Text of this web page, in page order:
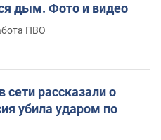
дым. Фото и видео
ПВО
рассказали о
убила ударом по